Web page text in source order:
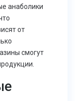
анаболики
от
смогут